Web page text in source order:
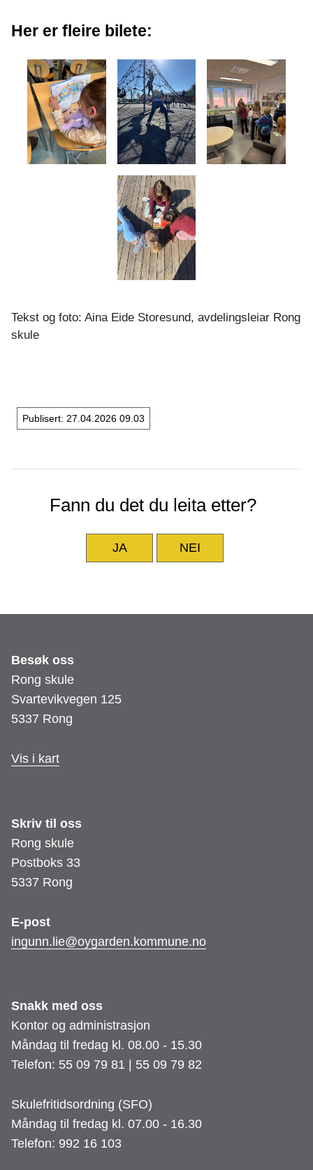
Her er fleire bilete:
Tekst og foto: Aina Eide Storesund, avdelingsleiar Rong
skule
Publisert 27.04.2026 09.03
Fann du det du leita etter?
JA NEI
Besøk oss
Rong skule
Svartevikvegen 125
5337 Rong
Vis i kart
Skriv til oss
Rong skule
Postboks 33
5337 Rong
E-post
​​​​​​​ingunn.lie@oygarden.kommune.no
Snakk med oss
Kontor og administrasjon
Måndag til fredag kl. 08.00 - 15.30
Telefon: 55 09 79 81 | 55 09 79 82
Skulefritidsordning (SFO)
Måndag til fredag kl. 07.00 - 16.30
Telefon: 992 16 103